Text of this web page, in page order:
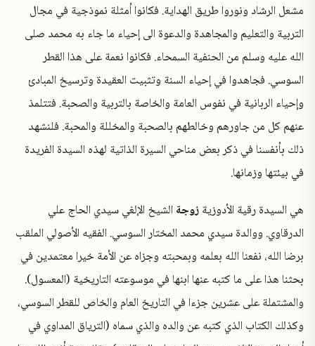
مشعل الرشاد ونوروا طريق الهداية. فكانوا أمثلة نموذجية في مجال
التربية والتعليم والمجاهدة والدعوة الى إحياء ما جاء به محمد صلى
الله عليه وسلم من الحنفية السمحاء. فكانوا نعمة على هذا القطر
السوسي. فجاهدوا في إحياء السنة وتثبيت العقيدة وترسيخ المبادئ
وإحياء الربانية في نفوس العامة والخاصة بالتربية والصحبة. فتتلمذ
عنهم كل من جاورهم وخالطهم بالصحبة والمخللة والمحبة. فلنشهد
ذلك بأنفسنا في ذكر بعض مناحي السيرة الذاتية لهذه السيدة الفريدة
في بيئتها وزمانها.
هي السيدة رقية الأدوزيةزوجةالشيخ الإلغي سيدي الحاج علي
الدرقاوي. ووالدة سيدي محمد المختار السوسي. الفقيه الأصولي الملقب
برضا الله، نفعنا الله بعلمه وبمحبته وجزاه عن الأمة خيرا معتمدين في
بحثنا هذا على ما كتبه عنها ابنها في موسوعته التاريخية (المعسول).
والمشتملة على عشرين جزءا في التاريخ العام والخاص للقطر السوسي،
وكذلك الكتاب الذي كتبه عن والده والذي سماه (الترياق المداوي في